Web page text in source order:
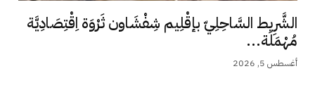
الشَّرِيط السَّاحِلِيّ بإقْلِيم شِفْشَاون ثَرْوَة اِقْتِصَادِيَّة
مُهْمَلَة...
أغسطس 5, 2026